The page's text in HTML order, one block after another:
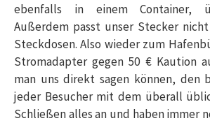
ebenfalls in einem Container,
Außerdem passt unser Stecker
Steckdosen. Also wieder zum
Stromadapter gegen 50 € Kaution
man uns direkt sagen können, den
jeder Besucher mit dem überall
Schließen alles an und haben immer